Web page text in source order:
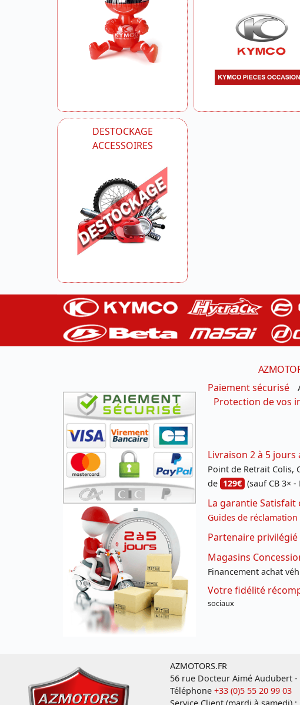
DESTOCKAGE
ACCESSOIRES
Paiement sécurisé
Protection de vos
Livraison 2 à 5 jours
Point de Retrait Colis,
de 129€ (sauf CB 3×
La garantie Satisfait
Guides de réclamation
Partenaire
Magasins
Financement achat
Votre fidélité
sociaux
AZMOTORS.FR
56 rue Docteur Aimé Audubert -
Téléphone +33 (0)5 55 20 99 03